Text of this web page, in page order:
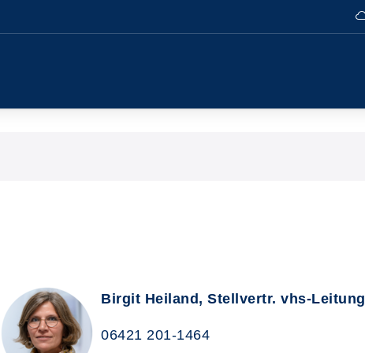
Birgit Heiland, Stellvertr. vhs-Leitung
06421 201-1464